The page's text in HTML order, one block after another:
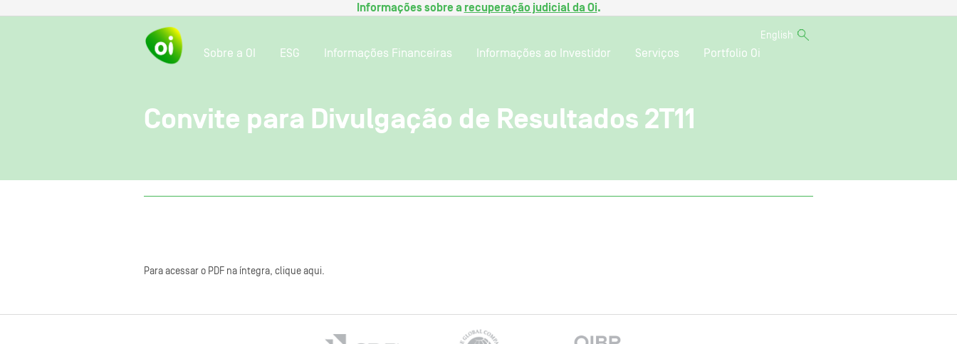
Informações sobre a recuperação judicial da Oi.
English
Sobre a OI ESG Informações Financeiras Informações ao Investidor Serviços Portfolio Oi
Convite para Divulgação de Resultados 2T11
Para acessar o PDF na íntegra, clique aqui.